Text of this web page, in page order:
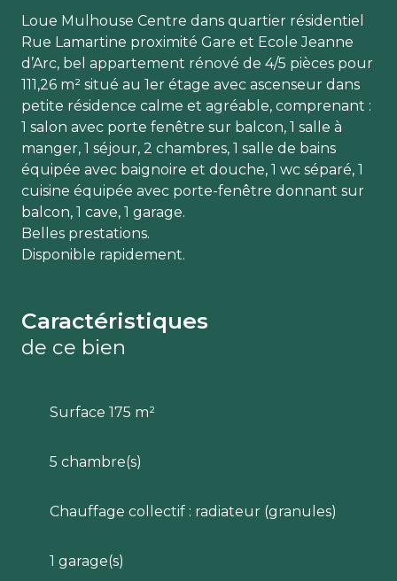
Loue Mulhouse Centre dans quartier résidentiel
Rue Lamartine proximité Gare et Ecole Jeanne
d’Arc, bel appartement rénové de 4/5 pièces pour
111,26 m² situé au 1er étage avec ascenseur dans
petite résidence calme et agréable, comprenant :
1 salon avec porte fenêtre sur balcon, 1 salle à
manger, 1 séjour, 2 chambres, 1 salle de bains
équipée avec baignoire et douche, 1 wc séparé, 1
cuisine équipée avec porte-fenêtre donnant sur
balcon, 1 cave, 1 garage.
Belles prestations.
Disponible rapidement.
Caractéristiques
de ce bien
Surface 175 m²
5 chambre(s)
Chauffage collectif : radiateur (granules)
1 garage(s)